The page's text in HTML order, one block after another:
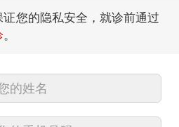
您的隐私安全，就诊前通过
。